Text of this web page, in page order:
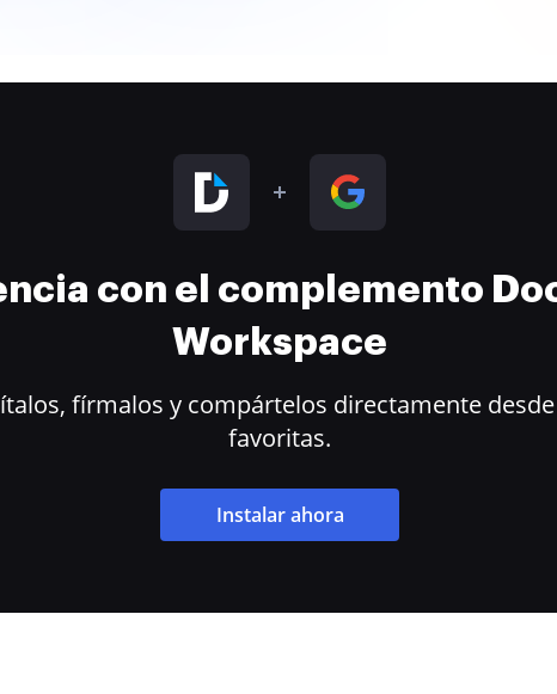
con el complemento
Workspace
fírmalos y compártelos directamente
favoritas.
Instalar ahora